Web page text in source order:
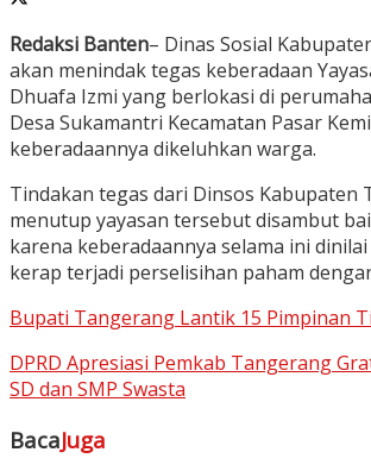
Redaksi Banten– Dinas Sosial
akan menindak tegas keberadaan
Dhuafa Izmi yang berlokasi di
Desa Sukamantri Kecamatan Pasar
keberadaannya dikeluhkan warga.
Tindakan tegas dari Dinsos Kabupaten
menutup yayasan tersebut disambut
karena keberadaannya selama ini
kerap terjadi perselisihan paham
Bupati Tangerang Lantik 15 Pimpinan
DPRD Apresiasi Pemkab Tangerang
SD dan SMP Swasta
BacaJuga